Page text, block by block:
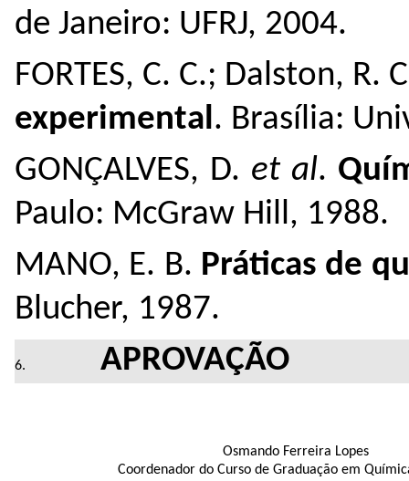
de Janeiro: UFRJ, 2004.
FORTES, C. C.; Dalston, R.
experimental. Brasília:
GONÇALVES, D. et al.
Paulo: McGraw Hill, 1988.
MANO, E. B. Práticas de
Blucher, 1987.
APROVAÇÃO
Osmando Ferreira Lopes
Coordenador do Curso de Graduação em